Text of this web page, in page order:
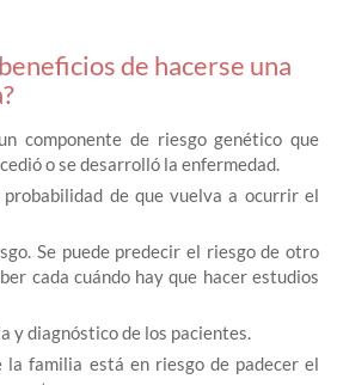
de hacerse una
componente de riesgo genético que
o se desarrolló la enfermedad.
de que vuelva a ocurrir el
Se puede predecir el riesgo de otro
cada cuándo hay que hacer estudios
y diagnóstico de los pacientes.
la familia está en riesgo de padecer el